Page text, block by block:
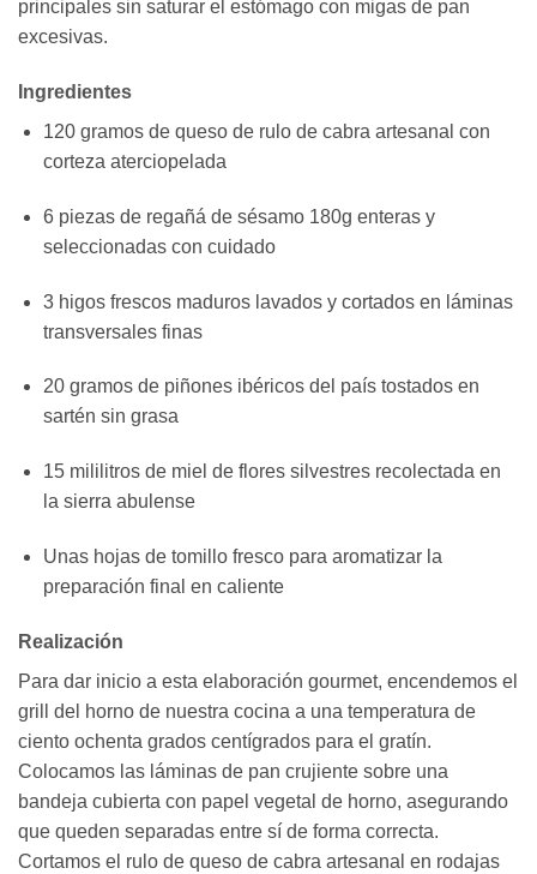
principales sin saturar el estómago con migas de pan
excesivas.
Ingredientes
120 gramos de queso de rulo de cabra artesanal con
corteza aterciopelada
6 piezas de regañá de sésamo 180g enteras y
seleccionadas con cuidado
3 higos frescos maduros lavados y cortados en láminas
transversales finas
20 gramos de piñones ibéricos del país tostados en
sartén sin grasa
15 mililitros de miel de flores silvestres recolectada en
la sierra abulense
Unas hojas de tomillo fresco para aromatizar la
preparación final en caliente
Realización
Para dar inicio a esta elaboración gourmet, encendemos el
grill del horno de nuestra cocina a una temperatura de
ciento ochenta grados centígrados para el gratín.
Colocamos las láminas de pan crujiente sobre una
bandeja cubierta con papel vegetal de horno, asegurando
que queden separadas entre sí de forma correcta.
Cortamos el rulo de queso de cabra artesanal en rodajas